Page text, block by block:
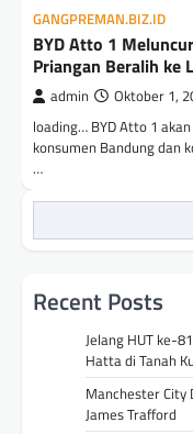
GANGPREMAN.BIZ.ID
BYD Atto 1
Priangan Beralih ke
admin Oktober 1,
loading… BYD Atto 1
konsumen Bandung dan
…
Recent Posts
Jelang HUT ke-
Hatta di Tanah
Manchester City
James Trafford